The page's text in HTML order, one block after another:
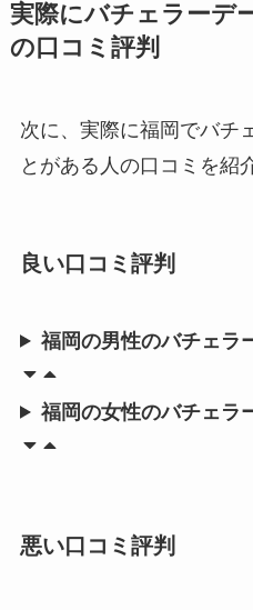
実際にバチェラーデ
の口コミ評判
次に、実際に福岡でバチ
とがある人の口コミを紹
良い口コミ評判
福岡の男性のバチェラ
福岡の女性のバチェラ
悪い口コミ評判